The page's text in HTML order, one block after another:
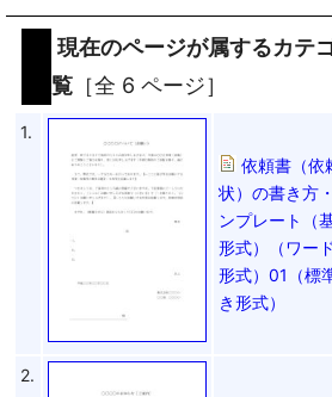
現在のページが属するカテ
覧 ［全 6 ページ］
1.
依頼書（依
状）の書き方
ンプレート（
形式）（ワー
形式）01（標
き形式）
2.